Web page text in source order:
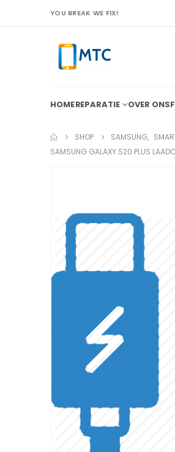
YOU BREAK WE FIX!
HOMEREPARATIE OVER ONS
SHOP SAMSUNG,
SAMSUNG GALAXY S20 PLUS